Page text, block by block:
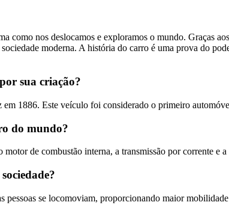
nos deslocamos e exploramos o mundo. Graças
moderna. A história do carro é uma prova do
sua criação?
1886. Este veículo foi considerado o primeiro
do mundo?
de combustão interna, a transmissão por corrente e
se locomoviam, proporcionando maior